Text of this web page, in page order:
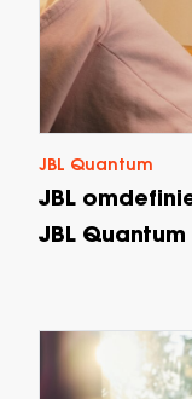
JBL Quantum
JBL
JBL